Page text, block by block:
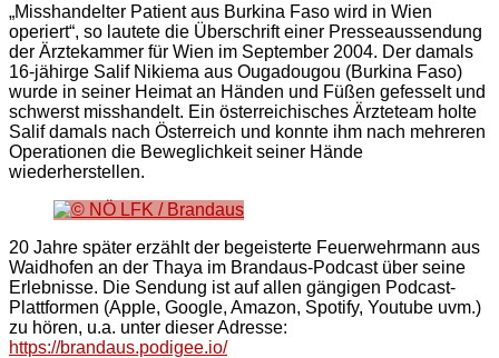
„Misshandelter Patient aus Burkina Faso wird in Wien
operiert“, so lautete die Überschrift einer Presseaussendung
der Ärztekammer für Wien im September 2004. Der damals
16-jähirge Salif Nikiema aus Ougadougou (Burkina Faso)
wurde in seiner Heimat an Händen und Füßen gefesselt und
schwerst misshandelt. Ein österreichisches Ärzteteam holte
Salif damals nach Österreich und konnte ihm nach mehreren
Operationen die Beweglichkeit seiner Hände
wiederherstellen.
20 Jahre später erzählt der begeisterte Feuerwehrmann aus
Waidhofen an der Thaya im Brandaus-Podcast über seine
Erlebnisse. Die Sendung ist auf allen gängigen Podcast-
Plattformen (Apple, Google, Amazon, Spotify, Youtube uvm.)
zu hören, u.a. unter dieser Adresse:
https://brandaus.podigee.io/